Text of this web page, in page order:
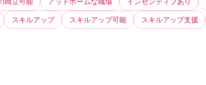
スキルアップ スキルアップ可能 スキルアップ支援